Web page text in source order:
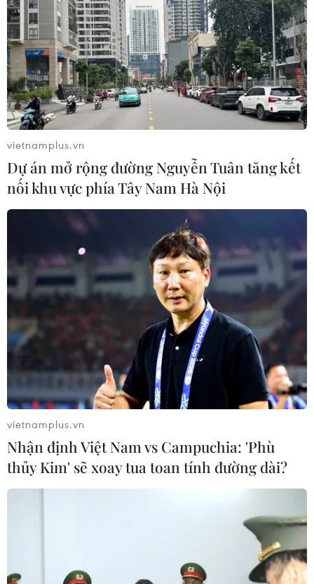
nắng nóng
06/08/2026 03:02
Thành phố Hồ Chí Minh triển khai 8
dự án trạm trung chuyển rác công
nghệ khép kín
06/08/2026 03:01
Sơn La hỗ trợ người dân di dời khỏi
nơi nguy hiểm do mưa lũ
06/08/2026 02:50
Thời tiết ngày 6/8: Bão số 3 đã di
chuyển ra ngoài Biển Đông
05/08/2026 23:15
Chủ động ứng phó với biến đổi khí
hậu trong thời kỳ mới
Gần 40 điểm bị sạt lở đất do mưa lớn
tại Lào Cai
Bão số 3 gây gió mạnh, sóng cao trên
vietnamplus.vn
Dự án mở rộng đường Nguyễn Tuân tăng kết
nối khu vực phía Tây Nam Hà Nội
vietnamplus.vn
Nhận định Việt Nam vs Campuchia: 'Phù
thủy Kim' sẽ xoay tua toan tính đường dài?